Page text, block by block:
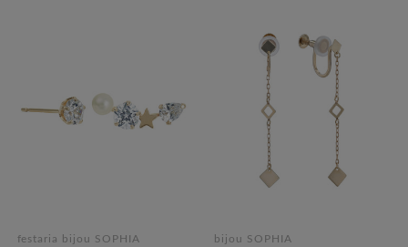
festaria bijou SOPHIA bijou SOPHIA